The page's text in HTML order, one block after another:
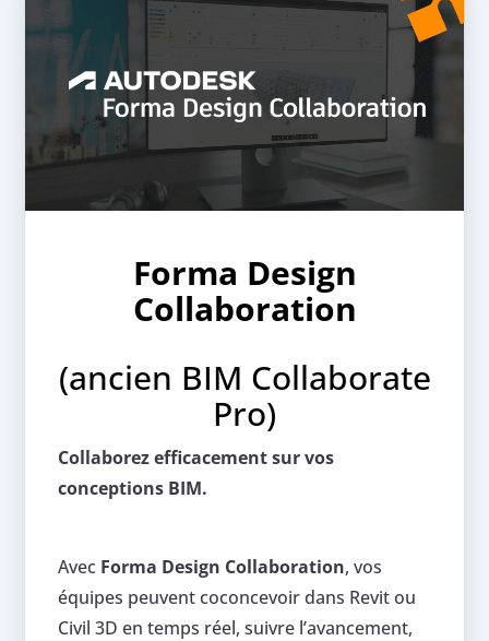
Forma Design
Collaboration
(ancien BIM Collaborate
Pro)
Collaborez efficacement sur vos
conceptions BIM.
Avec Forma Design Collaboration, vos
équipes peuvent coconcevoir dans Revit ou
Civil 3D en temps réel, suivre l’avancement,